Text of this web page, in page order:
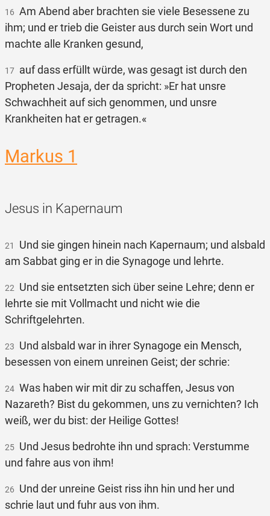
16 Am Abend aber brachten sie viele Besessene zu
ihm; und er trieb die Geister aus durch sein Wort und
machte alle Kranken gesund,
17 auf dass erfüllt würde, was gesagt ist durch den
Propheten Jesaja, der da spricht: »Er hat unsre
Schwachheit auf sich genommen, und unsre
Krankheiten hat er getragen.«
Markus 1
Jesus in Kapernaum
21
Und sie gingen hinein nach Kapernaum; und alsbald
am Sabbat ging er in die Synagoge und lehrte.
22 Und sie entsetzten sich über seine Lehre; denn er
lehrte sie mit Vollmacht und nicht wie die
Schriftgelehrten.
23 Und alsbald war in ihrer Synagoge ein Mensch,
besessen von einem unreinen Geist; der schrie:
24 Was haben wir mit dir zu schaffen, Jesus von
Nazareth? Bist du gekommen, uns zu vernichten? Ich
weiß, wer du bist: der Heilige Gottes!
25 Und Jesus bedrohte ihn und sprach: Verstumme
und fahre aus von ihm!
26 Und der unreine Geist riss ihn hin und her und
schrie laut und fuhr aus von ihm.